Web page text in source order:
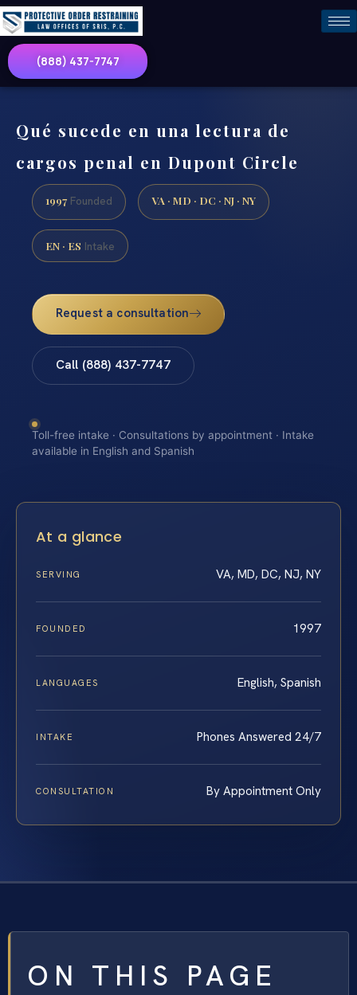
(888) 437-7747
Qué sucede en una lectura de
cargos penal en Dupont Circle
1997 Founded VA · MD · DC · NJ · NY
EN · ES Intake
Request a consultation
Call (888) 437-7747
Toll-free intake · Consultations by appointment · Intake
available in English and Spanish
At a glance
SERVING VA, MD, DC, NJ, NY
FOUNDED 1997
LANGUAGES English, Spanish
INTAKE Phones Answered 24/7
CONSULTATION By Appointment Only
ON THIS PAGE